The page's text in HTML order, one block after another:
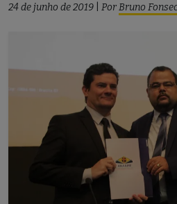
24 de junho de 2019 PorBruno